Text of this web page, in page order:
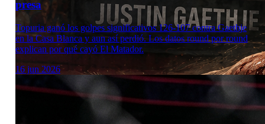
presa
Topuria ganó los golpes significativos 126-107 contra Gaethje
en la Casa Blanca y aun así perdió. Los datos round por round
explican por qué cayó El Matador.
16 jun 2026